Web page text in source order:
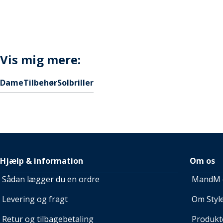
Vis mig mere:
DameTilbehørSolbriller
Hjælp & information
Sådan lægger du en ordre
Levering og fragt
Retur og tilbagebetaling
Om os
MandM
Om